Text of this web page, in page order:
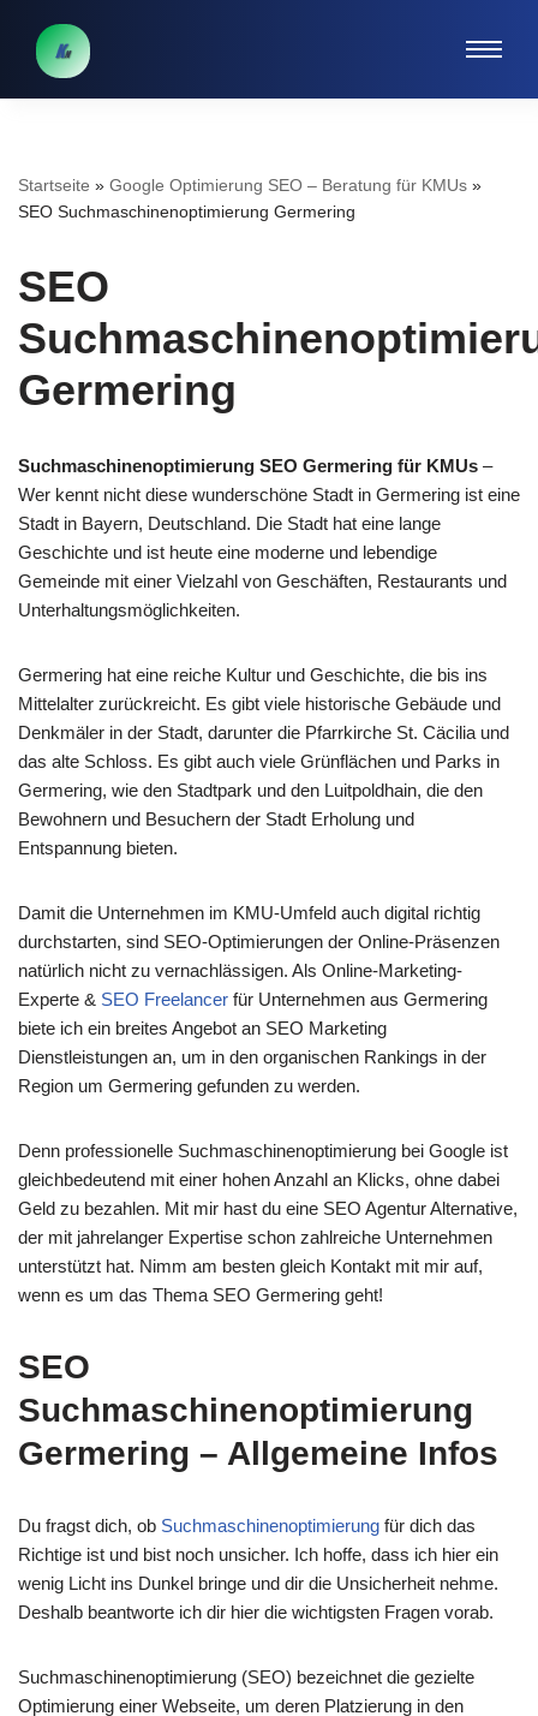
Zum
Startseite » Google Optimierung SEO – Beratung für KMUs »
SEO Suchmaschinenoptimierung Germering
SEO
Germering
Suchmaschinenoptimierung SEO Germering für KMUs –
Wer kennt nicht diese wunderschöne Stadt in Germering ist eine
Stadt in Bayern, Deutschland. Die Stadt hat eine lange
Geschichte und ist heute eine moderne und lebendige
Gemeinde mit einer Vielzahl von Geschäften, Restaurants und
Unterhaltungsmöglichkeiten.
Germering hat eine reiche Kultur und Geschichte, die bis ins
Mittelalter zurückreicht. Es gibt viele historische Gebäude und
Denkmäler in der Stadt, darunter die Pfarrkirche St. Cäcilia und
das alte Schloss. Es gibt auch viele Grünflächen und Parks in
Germering, wie den Stadtpark und den Luitpoldhain, die den
Bewohnern und Besuchern der Stadt Erholung und
Entspannung bieten.
Damit die Unternehmen im KMU-Umfeld auch digital richtig
durchstarten, sind SEO-Optimierungen der Online-Präsenzen
natürlich nicht zu vernachlässigen. Als Online-Marketing-
Experte & SEO Freelancer für Unternehmen aus Germering
biete ich ein breites Angebot an SEO Marketing
Dienstleistungen an, um in den organischen Rankings in der
Region um Germering gefunden zu werden.
Denn professionelle Suchmaschinenoptimierung bei Google ist
gleichbedeutend mit einer hohen Anzahl an Klicks, ohne dabei
Geld zu bezahlen. Mit mir hast du eine SEO Agentur Alternative,
der mit jahrelanger Expertise schon zahlreiche Unternehmen
unterstützt hat. Nimm am besten gleich Kontakt mit mir auf,
wenn es um das Thema SEO Germering geht!
SEO
Suchmaschinenoptimierung
Germering – Allgemeine Infos
Du fragst dich, ob Suchmaschinenoptimierung für dich das
Richtige ist und bist noch unsicher. Ich hoffe, dass ich hier ein
wenig Licht ins Dunkel bringe und dir die Unsicherheit nehme.
Deshalb beantworte ich dir hier die wichtigsten Fragen vorab.
Suchmaschinenoptimierung (SEO) bezeichnet die gezielte
Optimierung einer Webseite, um deren Platzierung in den